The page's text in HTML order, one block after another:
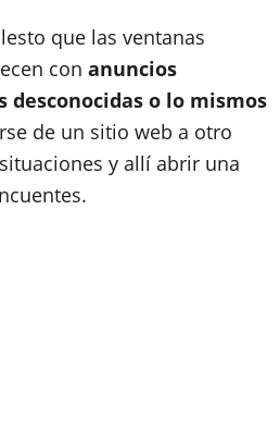
que las ventanas
con anuncios
desconocidas o lo mismos
de un sitio web a otro
y allí abrir una